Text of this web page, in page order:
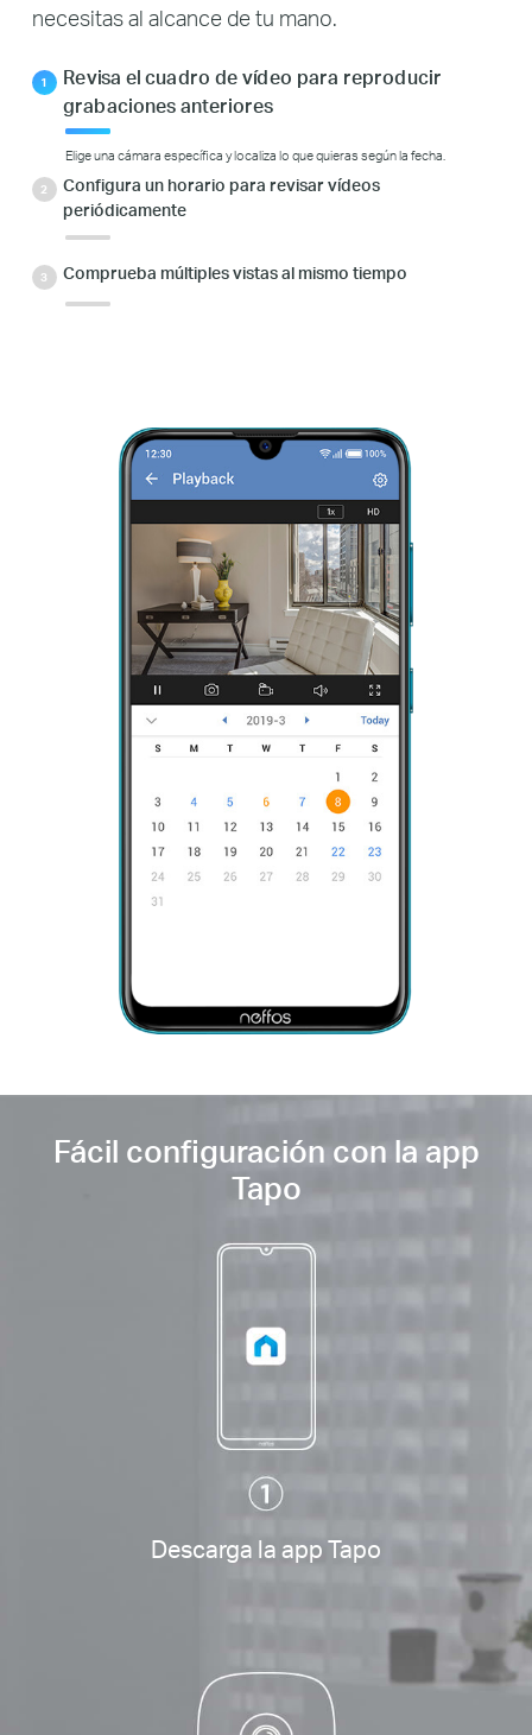
necesitas al alcance de tu mano.
Revisa el cuadro de vídeo para reproducir
grabaciones anteriores
Elige una cámara específica y localiza lo que quieras según la fecha.
Configura un horario para revisar vídeos
periódicamente
Comprueba múltiples vistas al mismo tiempo
Descarga la app Tapo
Fácil configuración con la app
Tapo